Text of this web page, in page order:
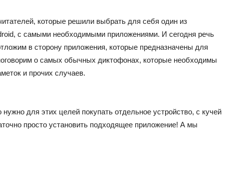
которые решили выбрать для себя один из
с самыми необходимыми приложениями. И сегодня речь
в сторону приложения, которые предназначены для
о самых обычных диктофонах, которые необходимы
и прочих случаев.
для этих целей покупать отдельное устройство, с кучей
просто установить подходящее приложение! А мы